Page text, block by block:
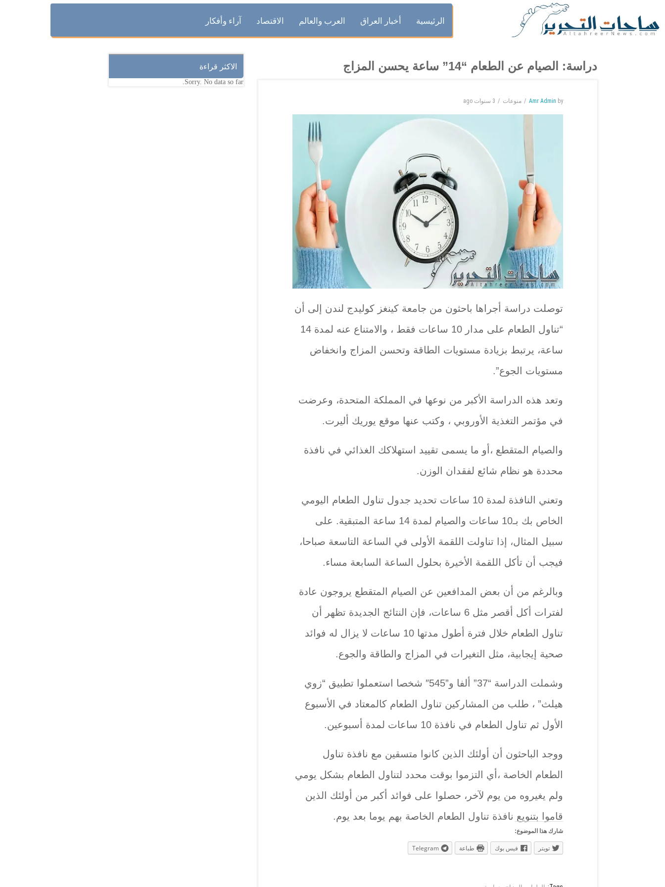
الرئيسية أخبار العراق العرب والعالم الاقتصاد آراء وأفكار
دراسة: الصيام عن الطعام “14” ساعة يحسن المزاج
by
Amr Admin منوعات 3 سنوات ago
توصلت دراسة أجراها باحثون من جامعة كينغز كوليدج لندن إلى أن
“تناول الطعام على مدار 10 ساعات فقط ، والامتناع عنه لمدة 14
ساعة، يرتبط بزيادة مستويات الطاقة وتحسن المزاج وانخفاض
مستويات الجوع”.
وتعد هذه الدراسة الأكبر من نوعها في المملكة المتحدة، وعرضت
في مؤتمر التغذية الأوروبي ، وكتب عنها موقع يوريك أليرت.
والصيام المتقطع ،أو ما يسمى تقييد استهلاكك الغذائي في نافذة
محددة هو نظام شائع لفقدان الوزن.
وتعني النافذة لمدة 10 ساعات تحديد جدول تناول الطعام اليومي
الخاص بك بـ10 ساعات والصيام لمدة 14 ساعة المتبقية. على
سبيل المثال، إذا تناولت اللقمة الأولى في الساعة التاسعة صباحا،
فيجب أن تأكل اللقمة الأخيرة بحلول الساعة السابعة مساء.
وبالرغم من أن بعض المدافعين عن الصيام المتقطع يروجون عادة
لفترات أكل أقصر مثل 6 ساعات، فإن النتائج الجديدة تظهر أن
تناول الطعام خلال فترة أطول مدتها 10 ساعات لا يزال له فوائد
صحية إيجابية، مثل التغيرات في المزاج والطاقة والجوع.
وشملت الدراسة “37” ألفا و”545″ شخصا استعملوا تطبيق “زوي
هيلث” ، طلب من المشاركين تناول الطعام كالمعتاد في الأسبوع
الأول ثم تناول الطعام في نافذة 10 ساعات لمدة أسبوعين.
ووجد الباحثون أن أولئك الذين كانوا متسقين مع نافذة تناول
الطعام الخاصة ،أي التزموا بوقت محدد لتناول الطعام بشكل يومي
ولم يغيروه من يوم لآخر، حصلوا على فوائد أكبر من أولئك الذين
قاموا بتنويع نافذة تناول الطعام الخاصة بهم يوما بعد يوم.
شارك هذا الموضوع:
تويتر فيس بوك طباعة Telegram
الاكثر قراءة
Sorry. No data so far.